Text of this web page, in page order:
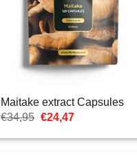
Maitake extract Capsules
€34,95 Ursprünglicher
war:
€24,47Aktueller
ist: